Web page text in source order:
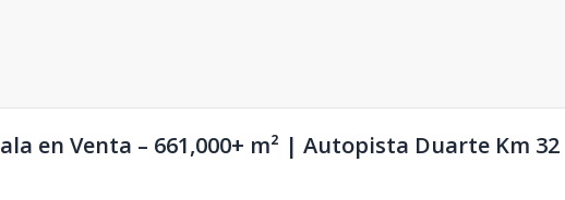
en Venta – 661,000+ m² | Autopista Duarte Km 32